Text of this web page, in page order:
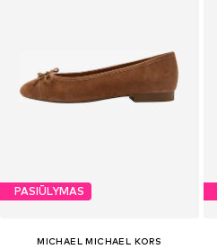
PASIŪLYMAS
MICHAEL MICHAEL KORS